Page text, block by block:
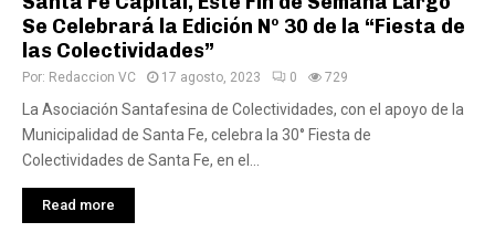
Se Celebrará la Edición Nº 30 de la “Fiesta de
las Colectividades”
Por: Redaccion VC 17 agosto, 2023 0 729
La Asociación Santafesina de Colectividades, con el apoyo de la
Municipalidad de Santa Fe, celebra la 30° Fiesta de
Colectividades de Santa Fe, en el...
Read more